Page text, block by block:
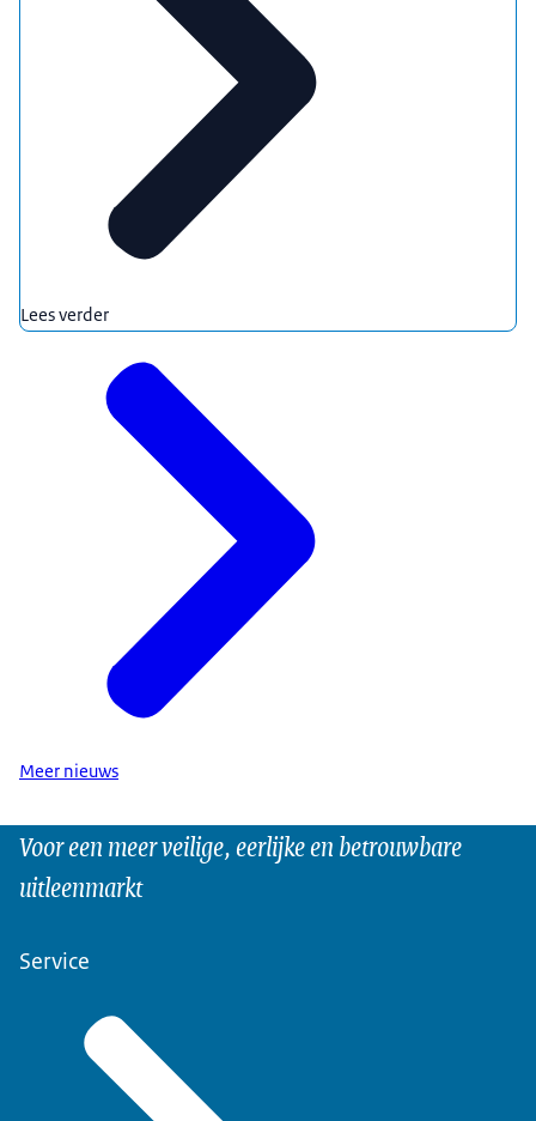
Lees verder
Meer nieuws
Voor een meer veilige, eerlijke en betrouwbare
uitleenmarkt
Service